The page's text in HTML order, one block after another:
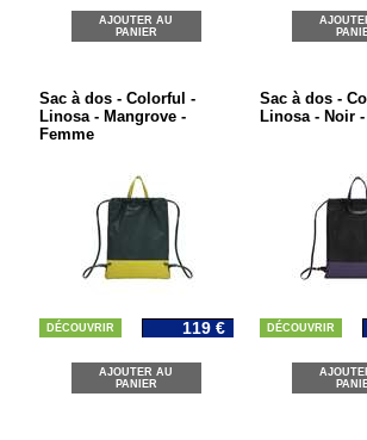
AJOUTER AU
PANIER
Sac à dos - Colorful -
Linosa - Mangrove -
Femme
DÉCOUVRIR 119 €
AJOUTER AU
PANIER
Sac à dos -
Linosa - Noir
DÉCOUVRIR